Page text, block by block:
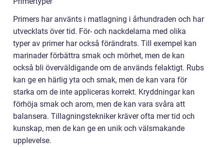
Primers har använts i matlagning i århundraden och har
utvecklats över tid. För- och nackdelarna med olika
typer av primer har också förändrats. Till exempel kan
marinader förbättra smak och mörhet, men de kan
också bli överväldigande om de används felaktigt. Rubs
kan ge en härlig yta och smak, men de kan vara för
starka om de inte appliceras korrekt. Kryddningar kan
förhöja smak och arom, men de kan vara svåra att
balansera. Tillagningstekniker kräver ofta mer tid och
kunskap, men de kan ge en unik och välsmakande
upplevelse.